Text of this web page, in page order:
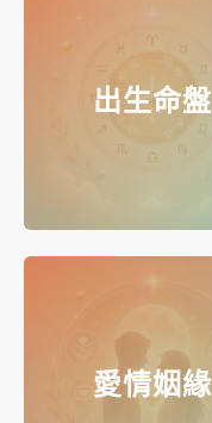
出生命盤
愛情姻緣